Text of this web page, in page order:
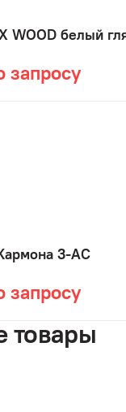
WOOD белый
запросу
3-АС
запросу
товары